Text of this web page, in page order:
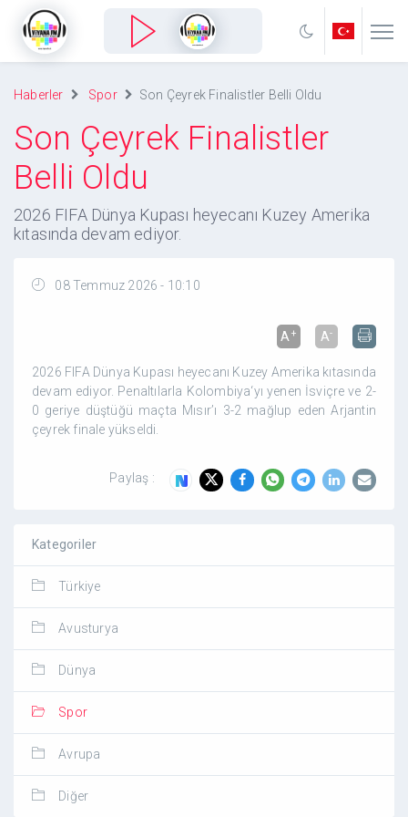
Haberler Spor Son Çeyrek Finalistler Belli Oldu
Son Çeyrek Finalistler
Belli Oldu
2026 FIFA Dünya Kupası heyecanı Kuzey Amerika
kıtasında devam ediyor.
08 Temmuz 2026 - 10:10
A+ A-
2026 FIFA Dünya Kupası heyecanı Kuzey Amerika kıtasında
devam ediyor. Penaltılarla Kolombiya‘yı yenen İsviçre ve 2-
0 geriye düştüğü maçta Mısır’ı 3-2 mağlup eden Arjantin
çeyrek finale yükseldi.
Paylaş :
Kategoriler
Türkiye
Avusturya
Dünya
Spor
Avrupa
Diğer